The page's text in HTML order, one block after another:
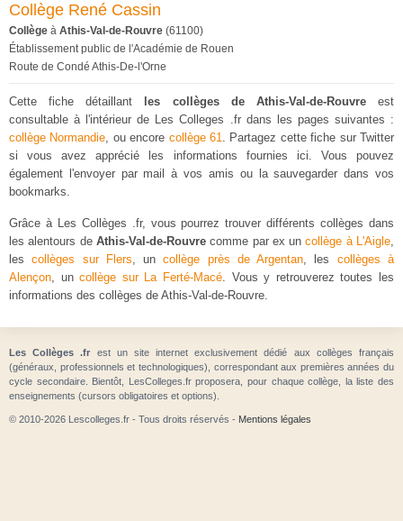
Collège René Cassin
Collège à Athis-Val-de-Rouvre (61100)
Établissement public de l'Académie de Rouen
Route de Condé Athis-De-l'Orne
Cette fiche détaillant les collèges de Athis-Val-de-Rouvreest
consultable à l'intérieur de Les Colleges .fr dans les pages suivantes :
collège Normandie, ou encore collège 61. Partagez cette fiche sur Twitter
si vous avez apprécié les informations fournies ici. Vous pouvez
également l'envoyer par mail à vos amis ou la sauvegarder dans vos
bookmarks.
Grâce à Les Collèges .fr, vous pourrez trouver différents collèges dans
les alentours de Athis-Val-de-Rouvrecomme par ex uncollège à L'Aigle,
lescollèges sur Flers, uncollège près de Argentan, les collèges à
Alençon, uncollège sur La Ferté-Macé. Vous y retrouverez toutes les
informations des collèges de Athis-Val-de-Rouvre.
Les Collèges .fr est un site internet exclusivement dédié aux collèges français
(généraux, professionnels et technologiques), correspondant aux premières années du
cycle secondaire. Bientôt, LesColleges.fr proposera, pour chaque collège, la liste des
enseignements (cursors obligatoires et options).
© 2010-2026 Lescolleges.fr - Tous droits réservés - Mentions légales